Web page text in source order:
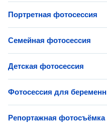
Портретная фотосессия
Семейная фотосессия
Детская фотосессия
Фотосессия для
Репортажная фотосъёмка